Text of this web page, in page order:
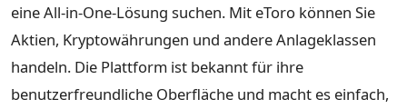
eine All-in-One-Lösung suchen. Mit eToro können Sie
Aktien, Kryptowährungen und andere Anlageklassen
handeln. Die Plattform ist bekannt für ihre
benutzerfreundliche Oberfläche und macht es einfach,